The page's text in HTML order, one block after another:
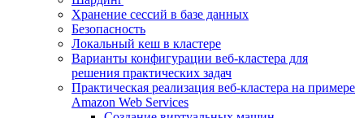
Хранение сессий в базе данных
Безопасность
Локальный кеш в кластере
Варианты конфигурации веб-кластера для
решения практических задач
Практическая реализация веб-кластера на примере
Amazon Web Services